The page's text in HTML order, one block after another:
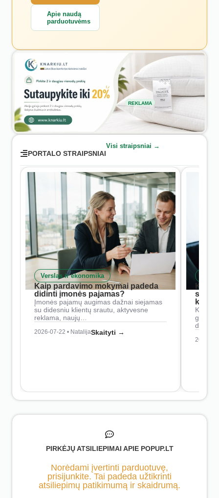
Apie naudą
parduotuvėms
REKLAMA
PORTALO STRAIPSNIAI
Visi straipsniai →
Verslas ir ekonomika
Kaip pardavimo mokymai padeda
didinti įmonės pajamas?
Įmonės pajamų augimas dažnai siejamas
su didesniu klientų srautu, aktyvesne
reklama, naujų…
2026-07-22 • NatalijaSkaityti →
Kaip
2026-
PIRKĖJŲ ATSILIEPIMAI APIE POPUP.LT
Norėdami įvertinti parduotuvę,
prisijunkite. Tai padeda užtikrinti
atsiliepimų patikimumą ir skaidrumą.